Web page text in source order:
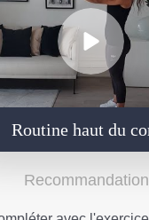
Routine haut du